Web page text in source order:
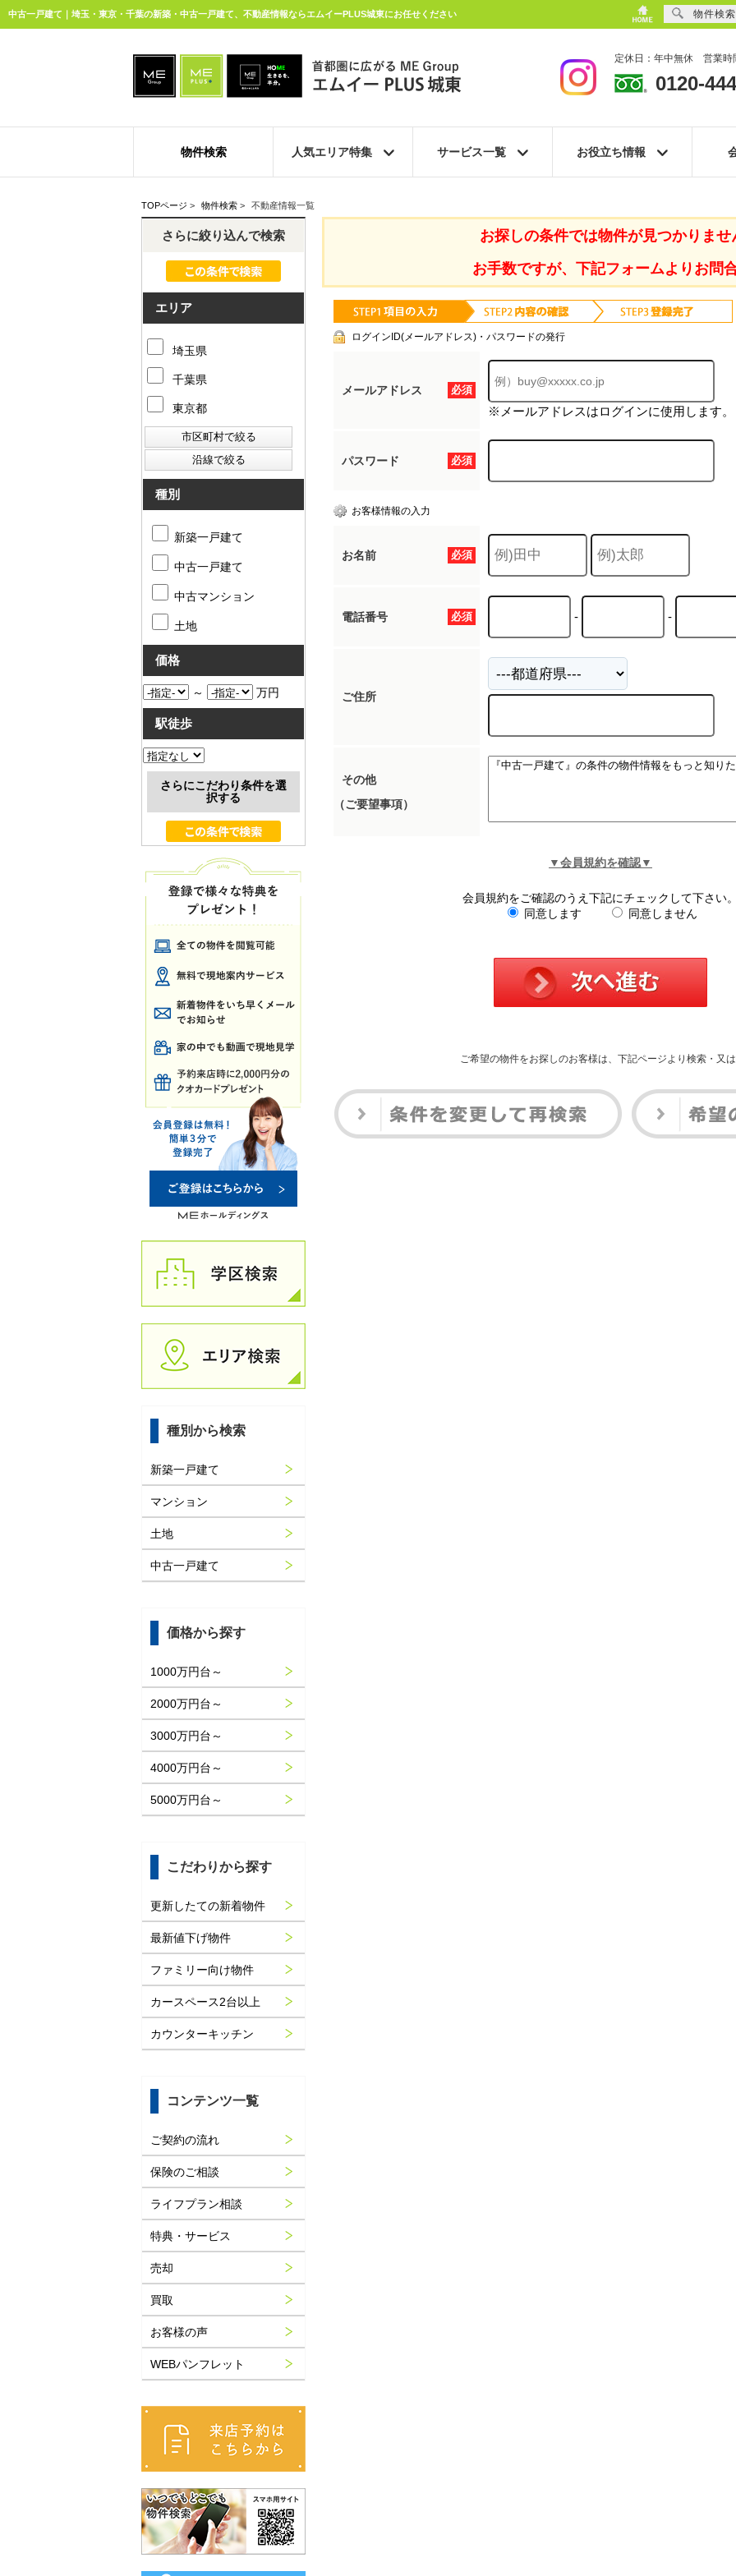
中古一戸建て｜埼玉・東京・千葉の新築・中古一戸建て、不動産情報ならエムイーPLUS城東にお任せください
定休日：年中無休 営業時
0120-
物件検索 人気エリア特集 サービス一覧 お役立ち情報
TOPページ > 物件検索 > 不動産情報一覧
お探しの条件では物件が見つかりませ
お手数ですが、下記フォームよりお問
ログインID(メールアドレス)・パスワードの発行
必須
メールアドレス
※メールアドレスはログインに使用します。
必須
パスワード
お客様情報の入力
必須
お名前
必須
電話番号 - -
ご住所
その他
（ご要望事項）
▼会員規約を確認▼
会員規約をご確認のうえ下記にチェックして下さい。
同意します
同意しません
ご希望の物件をお探しのお客様は、下記ページより検索・又は
さらに絞り込んで検索
エリア
埼玉県
千葉県
東京都
種別
新築一戸建て
中古一戸建て
中古マンション
土地
価格
～ 万円
駅徒歩
さらにこだわり条件を選
択する
種別から検索
新築一戸建て
マンション
土地
中古一戸建て
価格から探す
1000万円台～
2000万円台～
3000万円台～
4000万円台～
5000万円台～
こだわりから探す
更新したての新着物件
最新値下げ物件
ファミリー向け物件
カースペース2台以上
カウンターキッチン
コンテンツ一覧
ご契約の流れ
保険のご相談
ライフプラン相談
特典・サービス
売却
買取
お客様の声
WEBパンフレット
物件検索